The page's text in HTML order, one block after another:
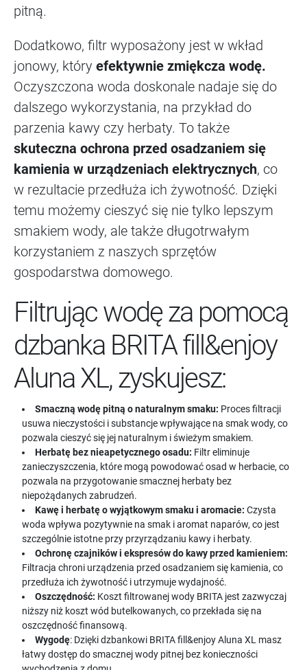
pitną.
Dodatkowo, filtr wyposażony jest w wkład
jonowy, który efektywnie zmiękcza wodę.
Oczyszczona woda doskonale nadaje się do
dalszego wykorzystania, na przykład do
parzenia kawy czy herbaty. To także
skuteczna ochrona przed osadzaniem się
kamienia w urządzeniach elektrycznych, co
w rezultacie przedłuża ich żywotność. Dzięki
temu możemy cieszyć się nie tylko lepszym
smakiem wody, ale także długotrwałym
korzystaniem z naszych sprzętów
gospodarstwa domowego.
Filtrując wodę za pomocą
dzbanka BRITA fill&enjoy
Aluna XL, zyskujesz:
Smaczną wodę pitną o naturalnym smaku: Proces filtracji
usuwa nieczystości i substancje wpływające na smak wody, co
pozwala cieszyć się jej naturalnym i świeżym smakiem.
Herbatę bez nieapetycznego osadu: Filtr eliminuje
zanieczyszczenia, które mogą powodować osad w herbacie, co
pozwala na przygotowanie smacznej herbaty bez
niepożądanych zabrudzeń.
Kawę i herbatę o wyjątkowym smaku i aromacie: Czysta
woda wpływa pozytywnie na smak i aromat naparów, co jest
szczególnie istotne przy przyrządzaniu kawy i herbaty.
Ochronę czajników i ekspresów do kawy przed kamieniem:
Filtracja chroni urządzenia przed osadzaniem się kamienia, co
przedłuża ich żywotność i utrzymuje wydajność.
Oszczędność: Koszt filtrowanej wody BRITA jest zazwyczaj
niższy niż koszt wód butelkowanych, co przekłada się na
oszczędność finansową.
Wygodę: Dzięki dzbankowi BRITA fill&enjoy Aluna XL masz
łatwy dostęp do smacznej wody pitnej bez konieczności